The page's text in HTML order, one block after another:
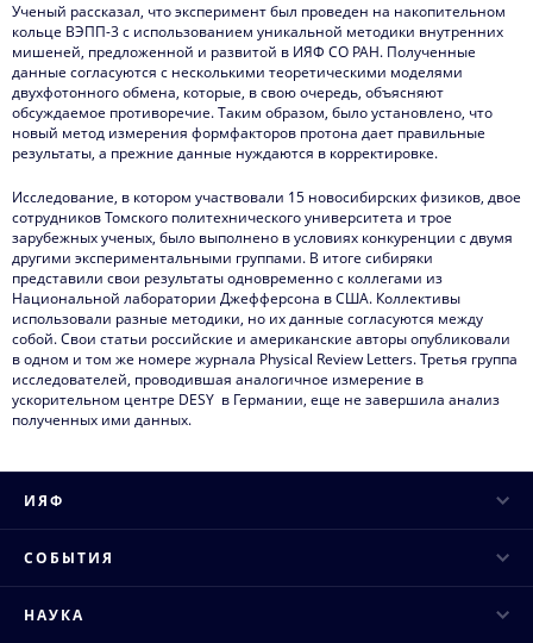
Ученый рассказал, что эксперимент был проведен на накопительном
кольце ВЭПП-3 с использованием уникальной методики внутренних
мишеней, предложенной и развитой в ИЯФ СО РАН. Полученные
данные согласуются с несколькими теоретическими моделями
двухфотонного обмена, которые, в свою очередь, объясняют
обсуждаемое противоречие. Таким образом, было установлено, что
новый метод измерения формфакторов протона дает правильные
результаты, а прежние данные нуждаются в корректировке.
Исследование, в котором участвовали 15 новосибирских физиков, двое
сотрудников Томского политехнического университета и трое
зарубежных ученых, было выполнено в условиях конкуренции с двумя
другими экспериментальными группами. В итоге сибиряки
представили свои результаты одновременно с коллегами из
Национальной лаборатории Джефферсона в США. Коллективы
использовали разные методики, но их данные согласуются между
собой. Свои статьи российские и американские авторы опубликовали
в одном и том же номере журнала Physical Review Letters. Третья группа
исследователей, проводившая аналогичное измерение в
ускорительном центре DESY в Германии, еще не завершила анализ
полученных ими данных.
ИЯФ
Структура института
СОБЫТИЯ
НАУКА